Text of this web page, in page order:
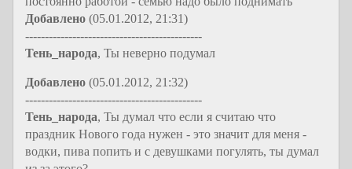
Добавлено (05.01.2012, 21:31)
---------------------------------------------
Тень_народа, Ты неверно подумал
Добавлено (05.01.2012, 21:32)
---------------------------------------------
Тень_народа, Ты думал что если я считаю что
праздник Нового года нужен - это значит для меня -
водки, пива попить и с девушками погулять, ты думал